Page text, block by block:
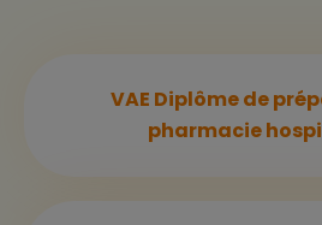
VAE Diplôme de
pharmacie